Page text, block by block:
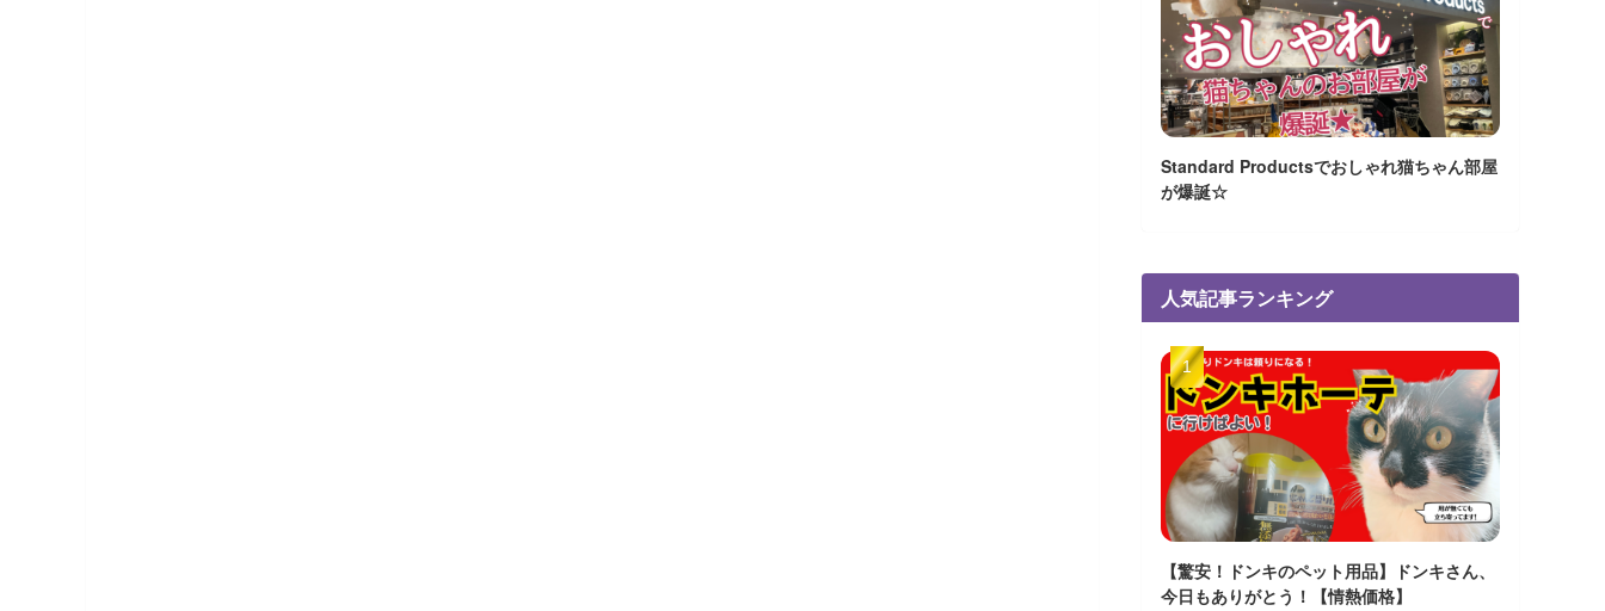
Standard Productsでおしゃれ猫ちゃん部屋
が爆誕☆
人気記事ランキング
【驚安！ドンキのペット用品】ドンキさん、
今日もありがとう！【情熱価格】